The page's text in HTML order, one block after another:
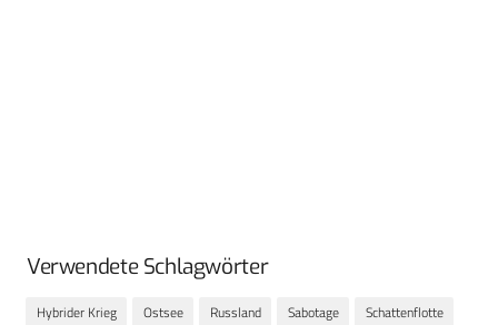
Verwendete Schlagwörter
Hybrider Krieg Ostsee Russland Sabotage
Schattenflotte